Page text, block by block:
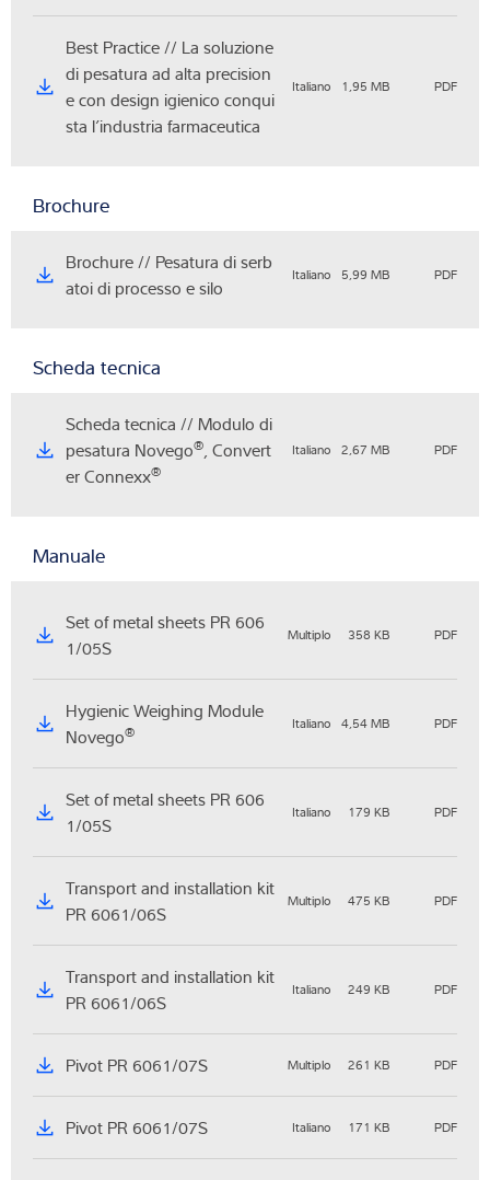
Best Practice // La soluzione
di pesatura ad alta precision
e con design igienico conqui
sta l’industria farmaceutica
Italiano 1,95 MB PDF
Brochure
Brochure // Pesatura di serb
atoi di processo e silo
Italiano 5,99 MB PDF
Scheda tecnica
Scheda tecnica // Modulo di
pesatura Novego®, Convert
er Connexx®
Italiano 2,67 MB PDF
Manuale
Set of metal sheets PR 606
1/05S
Multiplo 358 KB PDF
Hygienic Weighing Module
Novego® Italiano 4,54 MB PDF
Set of metal sheets PR 606
1/05S
Italiano 179 KB PDF
Transport and installation kit
PR 6061/06S
Multiplo 475 KB PDF
Transport and installation kit
PR 6061/06S
Italiano 249 KB PDF
Pivot PR 6061/07S Multiplo 261 KB PDF
Pivot PR 6061/07S Italiano 171 KB PDF